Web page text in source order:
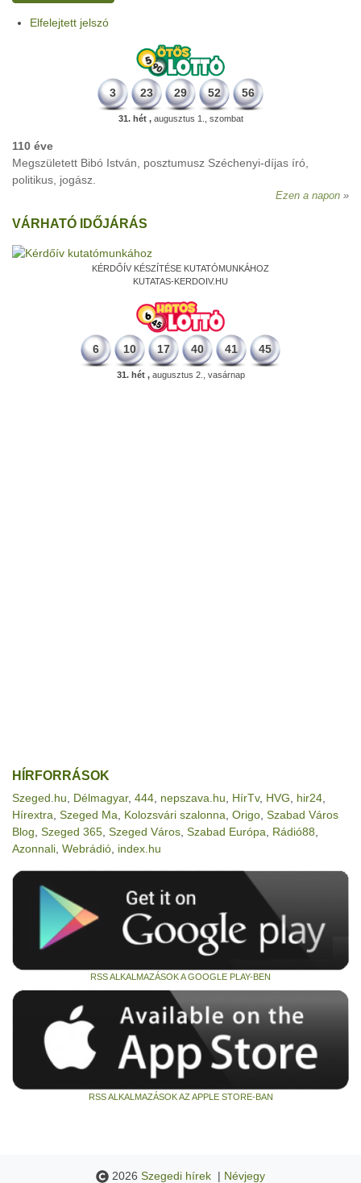
Elfelejtett jelszó
3 23 29 52 56
31. hét ,augusztus 1., szombat
110 éve
Megszületett Bibó István, posztumusz Széchenyi-díjas író,
politikus, jogász.
Ezen a napon
VÁRHATÓ IDŐJÁRÁS
KÉRDŐÍV KÉSZÍTÉSE KUTATÓMUNKÁHOZ
KUTATAS-KERDOIV.HU
6 10 17 40 41 45
31. hét ,augusztus 2., vasárnap
HÍRFORRÁSOK
Szeged.hu Délmagyar, 444 nepszava.hu HírTv, HVG hir24
Hírextra Szeged Ma Kolozsvári szalonna Origo Szabad Város
Blog Szeged 365 Szeged Város Szabad Európa Rádió88
Azonnali Webrádió index.hu
RSS ALKALMAZÁSOK A GOOGLE PLAY-BEN
RSS ALKALMAZÁSOK AZ APPLE STORE-BAN
2026 Szegedi hírek | Névjegy